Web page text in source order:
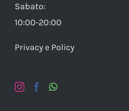
Sabato:
10:00-20:00
Privacy e Policy